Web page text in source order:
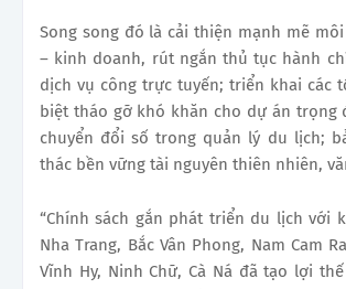
Song song đó là cải thiện mạnh mẽ
– kinh doanh, rút ngắn thủ tục hành
dịch vụ công trực tuyến; triển khai các
biệt tháo gỡ khó khăn cho dự án trọng
chuyển đổi số trong quản lý du lịch;
thác bền vững tài nguyên thiên nhiên,
“Chính sách gắn phát triển du lịch với
Nha Trang, Bắc Vân Phong, Nam Cam
Vĩnh Hy, Ninh Chữ, Cà Ná đã tạo lợi